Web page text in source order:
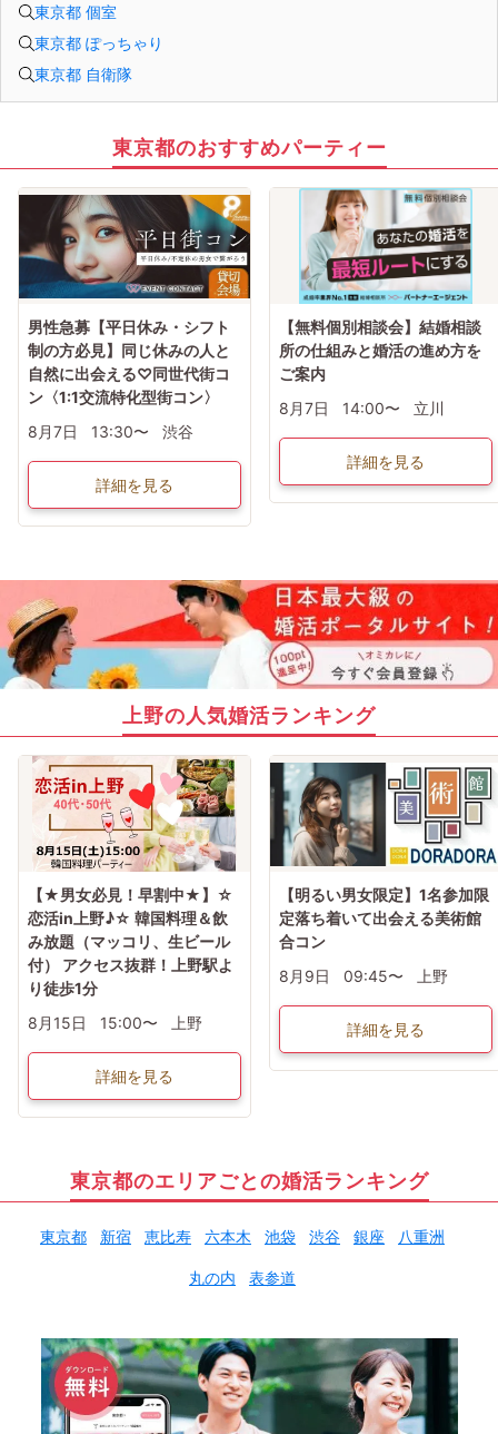
東京都 個室
東京都 ぽっちゃり
東京都 自衛隊
東京都のおすすめパーティー
男性急募【平日休み・シフト
制の方必見】同じ休みの人と
自然に出会える♡同世代街コ
ン〈1:1交流特化型街コン〉
8月7日
13:30〜 渋谷
詳細を見る
【無料個別相談会】結婚相談
所の仕組みと婚活の進め方を
ご案内
8月7日
14:00〜 立川
詳細を見る
上野の人気婚活ランキング
【★男女必見！早割中★】☆
恋活in上野♪☆ 韓国料理＆飲
み放題（マッコリ、生ビール
付） アクセス抜群！上野駅よ
り徒歩1分
8月15日
15:00〜 上野
詳細を見る
【明るい男女限定】1名参加限
定落ち着いて出会える美術館
合コン
8月9日
09:45〜 上野
詳細を見る
東京都のエリアごとの婚活ランキング
東京都 新宿 恵比寿 六本木 池袋 渋谷 銀座 八重洲
丸の内 表参道